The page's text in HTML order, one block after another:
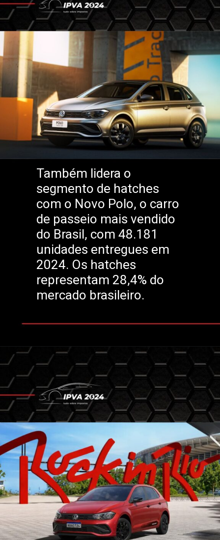
Também lidera o
segmento de hatches
com o Novo Polo, o carro
de passeio mais vendido
do Brasil, com 48.181
unidades entregues em
2024. Os hatches
representam 28,4% do
mercado brasileiro.